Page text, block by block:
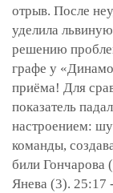
отрыв. После
уделила
решению
графе у
приёма! Для
показатель
настроением:
команды,
били Гончарова
Янева (3). 25:17